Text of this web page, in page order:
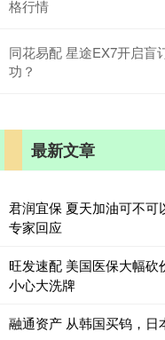
格行情
同花易配 星途EX7开启盲
功？
最新文章
君润宜保 夏天加油可不可
专家回应
旺发速配 美国医保大幅
小心大洗牌
融通资产 从韩国买钨，日